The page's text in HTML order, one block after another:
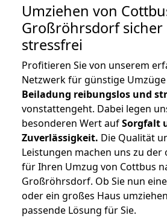
Umziehen von
Großröhrsdorfsicher
stressfrei
Profitieren Sie von unserem
Netzwerk für günstige
Beiladung reibungslos und
vonstattengeht. Dabei legen
besonderen Wert aufSorgfalt
Zuverlässigkeit. Die Qualität
Leistungen machen uns zu der
für Ihren Umzug von Cottbus
Großröhrsdorf. Ob Sie nun
oder ein großes Haus
passende Lösung für Sie.